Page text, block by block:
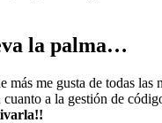
la palma…
más me gusta de todas las
a la gestión de